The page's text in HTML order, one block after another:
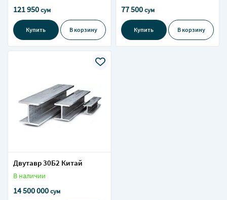
121 950сум
Купить В корзину
77 500сум
Купить В корзину
Двутавр 30Б2 Китай
В наличии
14 500 000сум